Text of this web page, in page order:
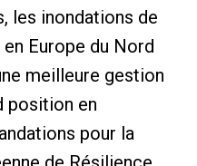
les inondations de
Europe du Nord
meilleure gestion
position en
pour la